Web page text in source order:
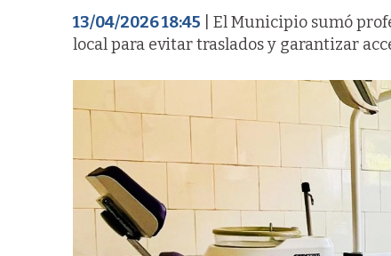
13/04/2026 18:45 | El Municipio sumó
local para evitar traslados y garantizar